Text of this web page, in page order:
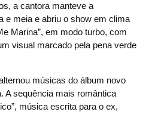
a cantora manteve a
e meia e abriu o show em clima
Marina”, em modo turbo, com
visual marcado pela pena verde
músicas do álbum novo
A sequência mais romântica
música escrita para o ex,